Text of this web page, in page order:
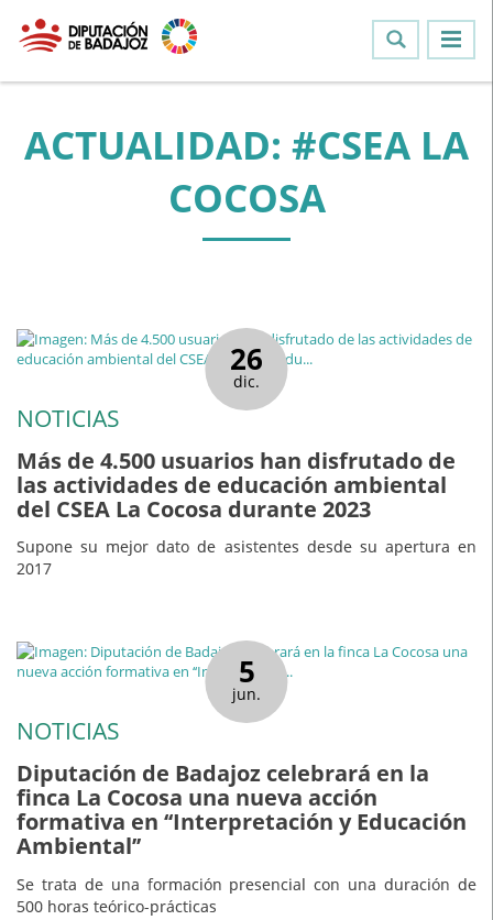
ACTUALIDAD: #CSEA LA
COCOSA
26
dic.
NOTICIAS
Más de 4.500 usuarios han disfrutado de
las actividades de educación ambiental
del CSEA La Cocosa durante 2023
Supone su mejor dato de asistentes desde su apertura en
2017
5
jun.
NOTICIAS
Diputación de Badajoz celebrará en la
finca La Cocosa una nueva acción
formativa en ‘‘Interpretación y Educación
Ambiental’’
Se trata de una formación presencial con una duración de
500 horas teórico-prácticas